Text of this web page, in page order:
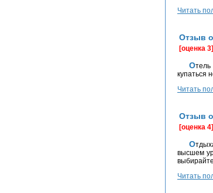
Читать
Отзыв
[оценка 3]
Отель Cholchan Pattaya приличный, для спокойного отдыха. С кондиционером проблем не было, поселили на 1 этаж, у нас был дворик с видом на бассейн. В заливе
купаться
Читать
Отзыв
[оценка 4]
Отдыхали с мужем в декабре 2012 года. Coconut Village расположен очень удобно, пляж Патонг рядом 200м, магазины, кафе тоже. Не сказала бы что обслуживание на
высшем
Читать